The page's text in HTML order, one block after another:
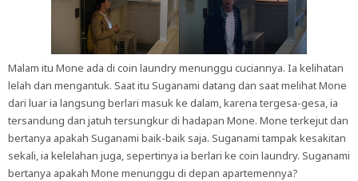
Malam itu Mone ada di coin laundry menunggu cuciannya. Ia kelihatan
lelah dan mengantuk. Saat itu Suganami datang dan saat melihat Mone
dari luar ia langsung berlari masuk ke dalam, karena tergesa-gesa, ia
tersandung dan jatuh tersungkur di hadapan Mone. Mone terkejut dan
bertanya apakah Suganami baik-baik saja. Suganami tampak kesakitan
sekali, ia kelelahan juga, sepertinya ia berlari ke coin laundry. Suganami
bertanya apakah Mone menunggu di depan apartemennya?